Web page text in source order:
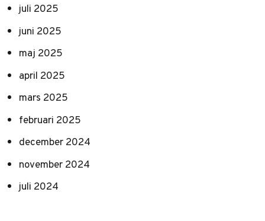
juli 2025
juni 2025
maj 2025
april 2025
mars 2025
februari 2025
december 2024
november 2024
juli 2024